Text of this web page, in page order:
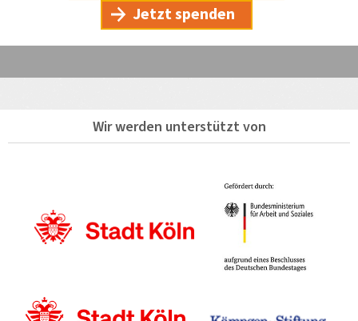
Jetzt spenden
Wir werden unterstützt von